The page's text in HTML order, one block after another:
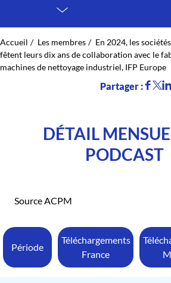
Accueil Les membres
En 2024, les
fêtent leurs dix ans de collaboration avec le
machines de nettoyage industriel, IFP Europe
Partager :
DÉTAIL
PODCAST
Source ACPM
Période
Téléchargements
France